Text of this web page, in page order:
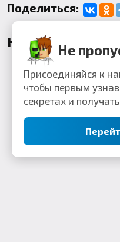
Поделиться:
Комментарии
Не
Присоединяйся к
чтобы первым
секретах и